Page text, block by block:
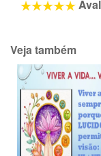
Veja também